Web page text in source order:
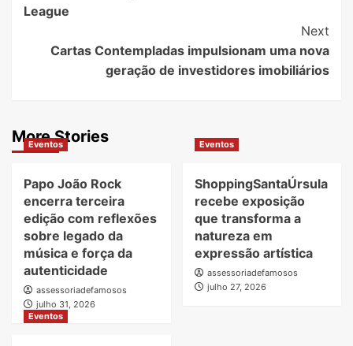
League
Next
Cartas Contempladas impulsionam uma nova
geração de investidores imobiliários
More Stories
Eventos
Papo João Rock
encerra terceira
edição com reflexões
sobre legado da
música e força da
autenticidade
assessoriadefamosos
julho 31, 2026
Eventos
ShoppingSantaÚrsula
recebe exposição
que transforma a
natureza em
expressão artística
assessoriadefamosos
julho 27, 2026
Eventos